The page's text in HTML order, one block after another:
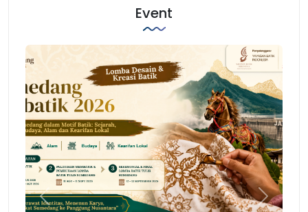
Event
Previous Next